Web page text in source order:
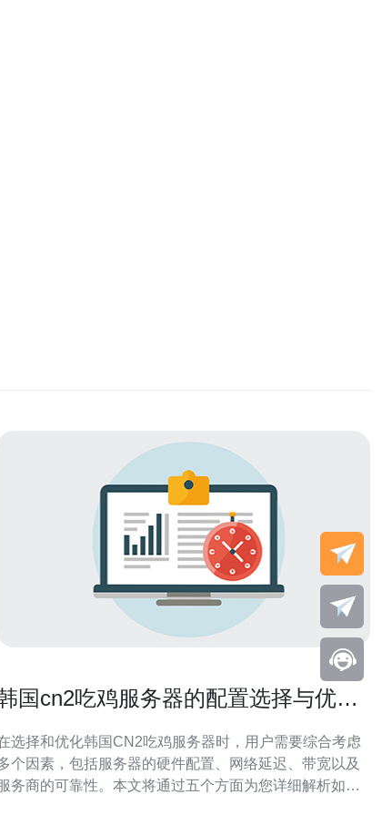
国cn2吃鸡服务器的配置选择与优化
选择和优化韩国CN2吃鸡服务器时，用户需要综合考虑
个因素，包括服务器的硬件配置、网络延迟、带宽以及
务商的可靠性。本文将通过五个方面为您详细解析如何